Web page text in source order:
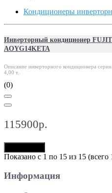
Кондиционеры
Инверторный кондиционер
AOYG14KETA
Описание инверторного кондиционера
4,00 т..
(0)
115900р.
Показано с 1 по 15 из 15 (всего
Информация